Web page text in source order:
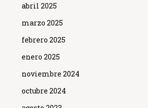
abril 2025
marzo 2025
febrero 2025
enero 2025
noviembre 2024
octubre 2024